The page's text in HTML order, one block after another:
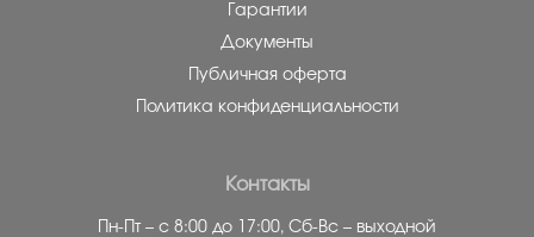
Гарантии
Документы
Публичная оферта
Политика конфиденциальности
Контакты
Пн-Пт – с 8:00 до 17:00, Сб-Вс – выходной